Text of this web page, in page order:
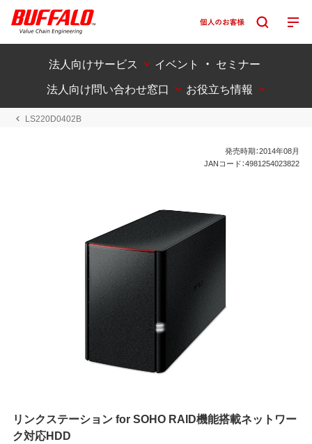
法人向けサービス
イベント ・ セミナー
法人向け問い合わせ窓口
お役立ち情報
LS220D0402B
発売時期：2014年08月
JANコード：4981254023822
リンクステーション for SOHO RAID機能搭載ネットワー
ク対応HDD